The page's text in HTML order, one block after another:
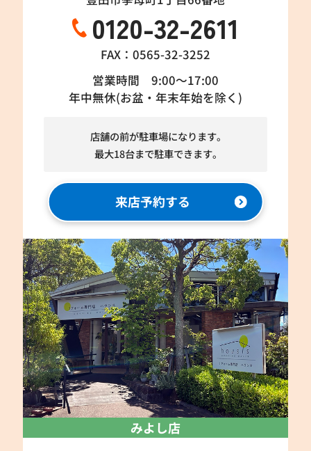
0120-32-2611
FAX：0565-32-3252
営業時間 9:00～17:00
年中無休(お盆・年末年始を除く)
店舗の前が駐車場になります。
最大18台まで駐車できます。
来店予約する
みよし店